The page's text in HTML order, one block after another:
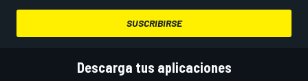
SUSCRIBIRSE
Descarga tus aplicaciones